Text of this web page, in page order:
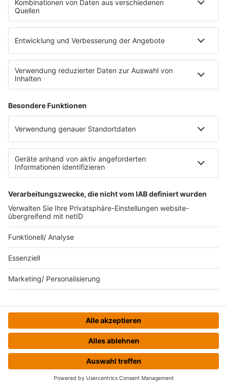
HOME STREAMS MENÜ
Partner
WERBUNG
Leistungen und Produkte
Ansprechpartner
RECHTLICHES
Impressum
Datenschutz
Datenschutzeinstellungen
Datenverarbeitung bei Gewinnspielen
Teilnahmebedingungen
Bildnachweise
KI-Leitlinie
© bigFM - Eine Marke der Audiotainment Südwest GmbH &
Co. KG